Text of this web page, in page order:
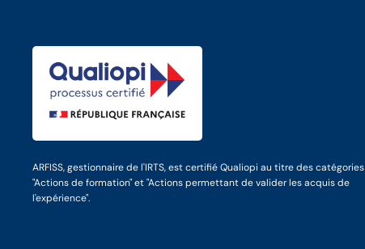
ARFISS, gestionnaire de l'IRTS, est certifié Qualiopi au titre des catégories
"Actions de formation" et "Actions permettant de valider les acquis de
l'expérience".